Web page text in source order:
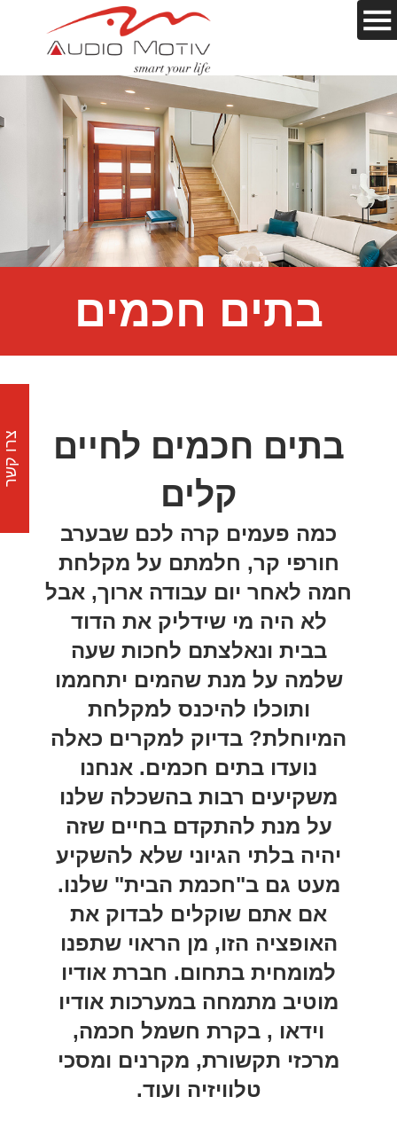
בתים חכמים
בתים חכמים לחיים
קלים
כמה פעמים קרה לכם שבערב
חורפי קר, חלמתם על מקלחת
חמה לאחר יום עבודה ארוך, אבל
לא היה מי שידליק את הדוד
בבית ונאלצתם לחכות שעה
שלמה על מנת שהמים יתחממו
ותוכלו להיכנס למקלחת
המיוחלת? בדיוק למקרים כאלה
נועדו בתים חכמים. אנחנו
משקיעים רבות בהשכלה שלנו
על מנת להתקדם בחיים שזה
יהיה בלתי הגיוני שלא להשקיע
מעט גם ב"חכמת הבית" שלנו.
אם אתם שוקלים לבדוק את
האופציה הזו, מן הראוי שתפנו
למומחית בתחום. חברת אודיו
מוטיב מתמחה במערכות אודיו
וידאו , בקרת חשמל חכמה,
מרכזי תקשורת, מקרנים ומסכי
טלוויזיה ועוד.
צרו קשר